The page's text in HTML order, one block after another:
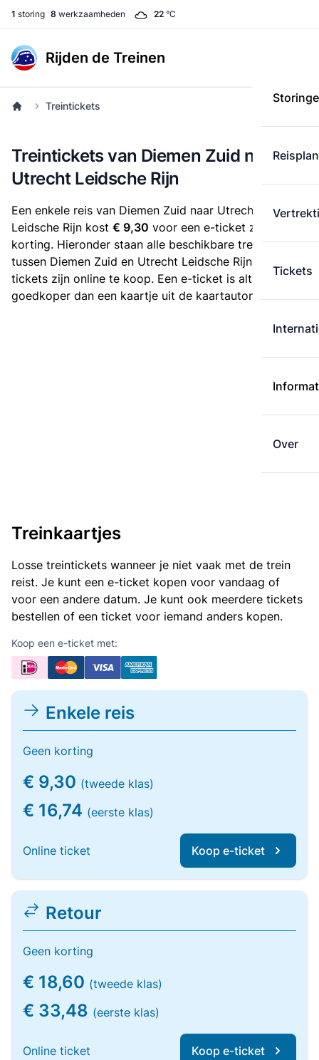
1 storing 8 werkzaamheden 22 °C
Rijden de Treinen
Tickets
Over
Treintickets
Treintickets van Diemen Zuid naar
Utrecht Leidsche Rijn
Een enkele reis van Diemen Zuid naar Utrecht
Leidsche Rijn kost € 9,30 voor een e-ticket zonder
korting. Hieronder staan alle beschikbare treintickets
tussen Diemen Zuid en Utrecht Leidsche Rijn. Deze
tickets zijn online te koop. Een e-ticket is altijd
goedkoper dan een kaartje uit de kaartautomaat.
Treinkaartjes
Losse treintickets wanneer je niet vaak met de trein
reist. Je kunt een e-ticket kopen voor vandaag of
voor een andere datum. Je kunt ook meerdere tickets
bestellen of een ticket voor iemand anders kopen.
Koop een e-ticket met:
Enkele reis
Geen korting
€ 9,30 (tweede klas)
€ 16,74 (eerste klas)
Online ticket Koop e-ticket
Retour
Geen korting
€ 18,60 (tweede klas)
€ 33,48 (eerste klas)
Online ticket Koop e-ticket